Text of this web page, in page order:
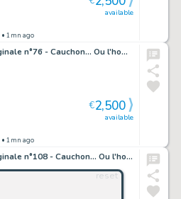
reset
• 1mn ago
available
Planche originale n°76 - Cauchon... Ou l'homme qui tua Jeanne d'Arc
• 1mn ago
available
€2,500
Planche originale n°108 - Cauchon... Ou l'homme qui tua Jeanne d'Arc